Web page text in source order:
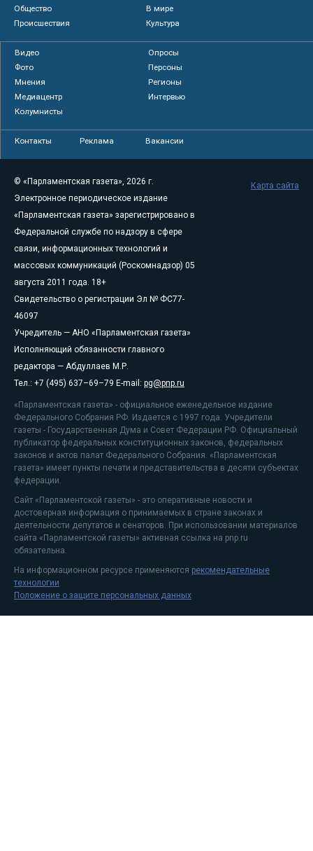
Общество
В мире
Происшествия
Культура
Видео
Опросы
Фото
Персоны
Мнения
Регионы
Медиацентр
Интервью
Колумнисты
Контакты Реклама Вакансии
© «Парламентская газета», 2026 г.
Электронное периодическое издание
«Парламентская газета» зарегистрировано в
Федеральной службе по надзору в сфере
связи, информационных технологий и
массовых коммуникаций (Роскомнадзор) 05
августа 2011 года. 18+
Свидетельство о регистрации Эл № ФС77-
46097
Учредитель — АНО «Парламентская газета»
Исполняющий обязанности главного
редактора — Абдуллаев М.Р.
Тел.: +7 (495) 637–69–79 E-mail: pg@pnp.ru
«Парламентская газета» - официальное еженедельное издание
Федерального Собрания РФ. Издается с 1997 года. Учредители
газеты - Государственная Дума и Совет Федерации РФ. Официальный
публикатор федеральных конституционных законов, федеральных
законов и актов палат Федерального Собрания. «Парламентская
газета» имеет пункты печати и представительства в десяти субъектах
федерации.
Сайт «Парламентской газеты» - это оперативные новости и
достоверная информация о принимаемых в стране законах и
деятельности депутатов и сенаторов. При использовании материалов
сайта «Парламентской газеты» активная ссылка на pnp.ru
обязательна.
На информационном ресурсе применяются рекомендательные
технологии
Положение о защите персональных данных
Карта сайта